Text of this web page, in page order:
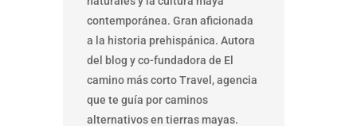
contemporánea. Gran aficionada
a la historia prehispánica. Autora
del blog y co-fundadora de El
camino más corto Travel, agencia
que te guía por caminos
alternativos en tierras mayas.